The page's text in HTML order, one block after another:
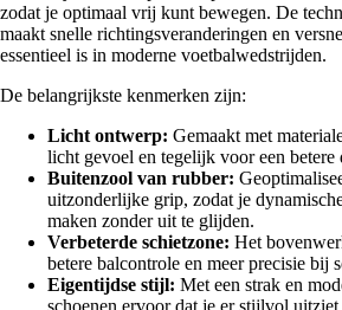
zodat je optimaal vrij kunt bewegen. De
maakt snelle richtingsveranderingen en
essentieel is in moderne voetbalwedstrijden.
De belangrijkste kenmerken zijn:
Licht ontwerp: Gemaakt met
licht gevoel en tegelijk voor een betere
Buitenzool van rubber:
uitzonderlijke grip, zodat je
maken zonder uit te glijden.
Verbeterde schietzone: Het
betere balcontrole en meer precisie bij
Eigentijdse stijl: Met een strak en
schoenen ervoor dat je er stijlvol